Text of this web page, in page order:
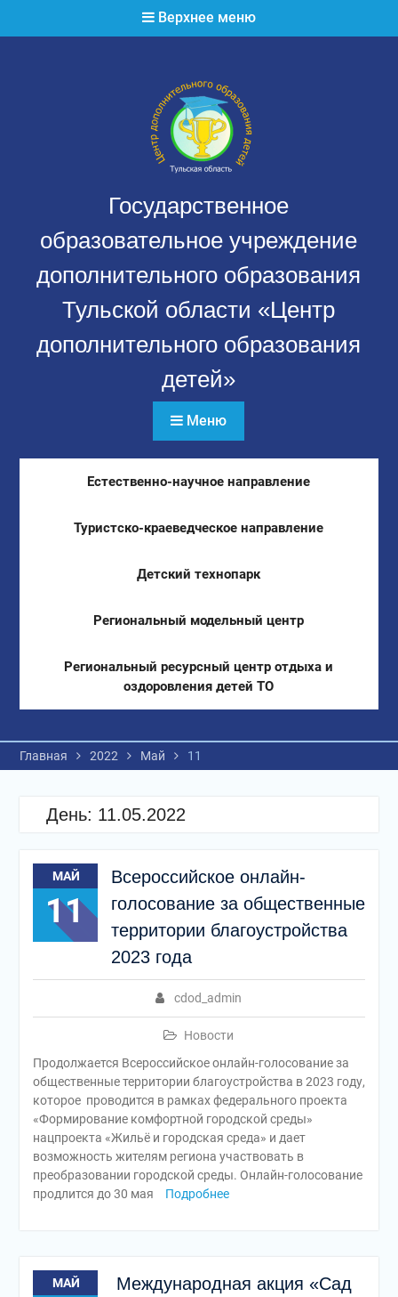
Верхнее меню
Государственное
образовательное учреждение
дополнительного образования
Тульской области «Центр
дополнительного образования
детей»
Меню
Естественно-научное направление
Туристско-краеведческое направление
Детский технопарк
Региональный модельный центр
Региональный ресурсный центр отдыха и
оздоровления детей ТО
Главная 2022 Май 11
День: 11.05.2022
МАЙ
11
Всероссийское онлайн-
голосование за общественные
территории благоустройства
2023 года
cdod_admin
Новости
Продолжается Всероссийское онлайн-голосование за
общественные территории благоустройства в 2023 году,
которое проводится в рамках федерального проекта
«Формирование комфортной городской среды»
нацпроекта «Жильё и городская среда» и дает
возможность жителям региона участвовать в
преобразовании городской среды. Онлайн-голосование
продлится до 30 мая
Подробнее
МАЙ
Международная акция «Сад